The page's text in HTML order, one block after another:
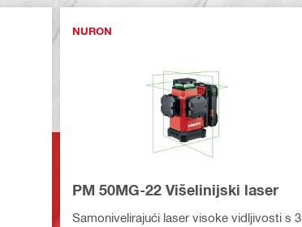
NURON
PM 50MG-22 Višelinijski laser
Samonivelirajući laser visoke vidljivosti s 3